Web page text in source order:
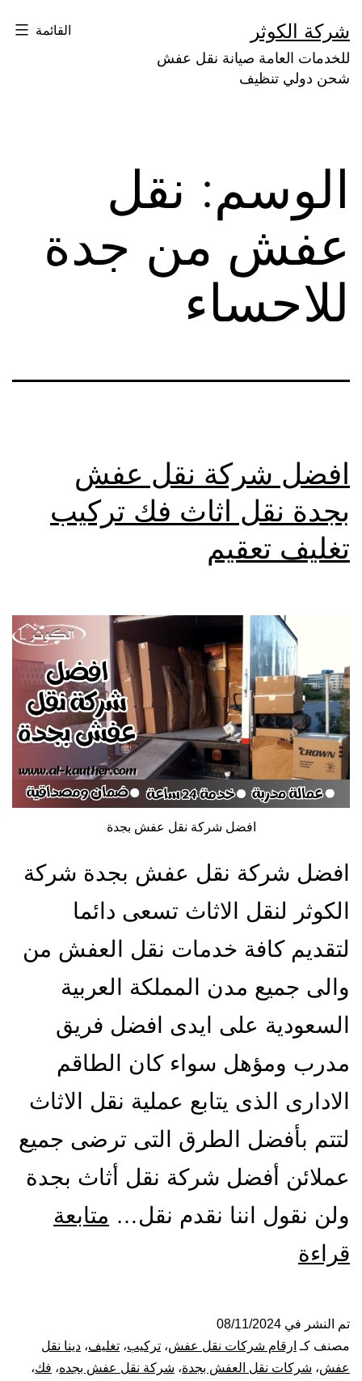
إلى
المحتوى
شركة الكوثر
للخدمات العامة صيانة نقل عفش
شحن دولي تنظيف
القائمة
الوسم: نقل
عفش من جدة
للاحساء
افضل شركة نقل عفش
بجدة نقل اثاث فك تركيب
تغليف تعقيم
افضل شركة نقل عفش بجدة
افضل شركة نقل عفش بجدة شركة
الكوثر لنقل الاثاث تسعى دائما
لتقديم كافة خدمات نقل العفش من
والى جميع مدن المملكة العربية
السعودية على ايدى افضل فريق
مدرب ومؤهل سواء كان الطاقم
الادارى الذى يتابع عملية نقل الاثاث
لتتم بأفضل الطرق التى ترضى جميع
عملائن أفضل شركة نقل أثاث بجدة
ولن نقول اننا نقدم نقل… متابعة
قراءة
نقل
عفش
تم النشر في 08/11/2024
مصنف كـ ارقام شركات نقل عفش، تركيب، تغليف، دينا نقل
عفش، شركات نقل العفش بجدة، شركة نقل عفش بجده، فك،